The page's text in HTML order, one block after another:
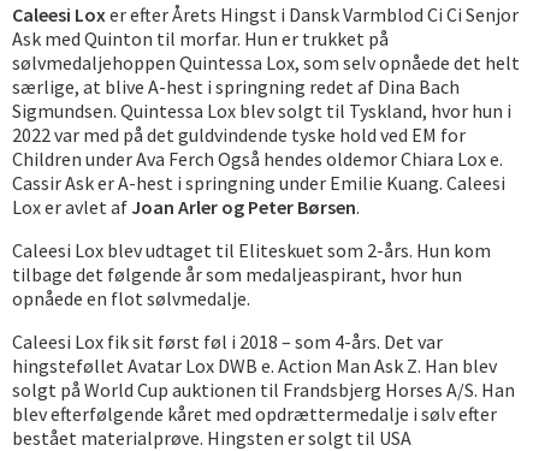
Caleesi Lox er efter Årets Hingst i Dansk Varmblod Ci Ci Senjor
Ask med Quinton til morfar. Hun er trukket på
sølvmedaljehoppen Quintessa Lox, som selv opnåede det helt
særlige, at blive A-hest i springning redet af Dina Bach
Sigmundsen. Quintessa Lox blev solgt til Tyskland, hvor hun i
2022 var med på det guldvindende tyske hold ved EM for
Children under Ava Ferch Også hendes oldemor Chiara Lox e.
Cassir Ask er A-hest i springning under Emilie Kuang. Caleesi
Lox er avlet afJoan Arler og Peter Børsen.
Caleesi Lox blev udtaget til Eliteskuet som 2-års. Hun kom
tilbage det følgende år som medaljeaspirant, hvor hun
opnåede en flot sølvmedalje.
Caleesi Lox fik sit først føl i 2018 – som 4-års. Det var
hingsteføllet Avatar Lox DWB e. Action Man Ask Z. Han blev
solgt på World Cup auktionen til Frandsbjerg Horses A/S. Han
blev efterfølgende kåret med opdrættermedalje i sølv efter
bestået materialprøve. Hingsten er solgt til USA